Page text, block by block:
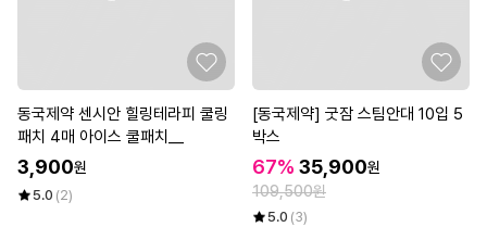
동국제약 센시안 힐링테라피 쿨링
패치 4매 아이스 쿨패치__
3,900원
5.0 (2)
[동국제약] 굿잠 스팀안대 10입 5
박스
67% 35,900원
109,500원
5.0 (3)